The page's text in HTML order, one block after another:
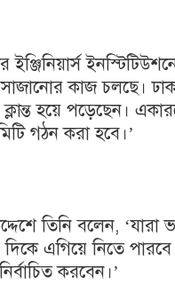
ইঞ্জিনিয়ার্স
কাজ চলছে।
হয়ে পড়েছেন।
গঠন করা হবে।’
তিনি বলেন,
এগিয়ে নিতে
করবেন।’